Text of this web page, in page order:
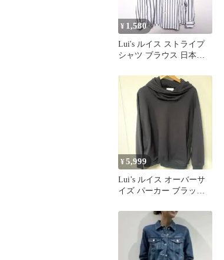
¥ 1,580
Lui's ルイス ストライプ
シャツ ブラウス 日本製
¥5,999
Lui’s ルイス オーバーサ
イズ パーカー ブラック S